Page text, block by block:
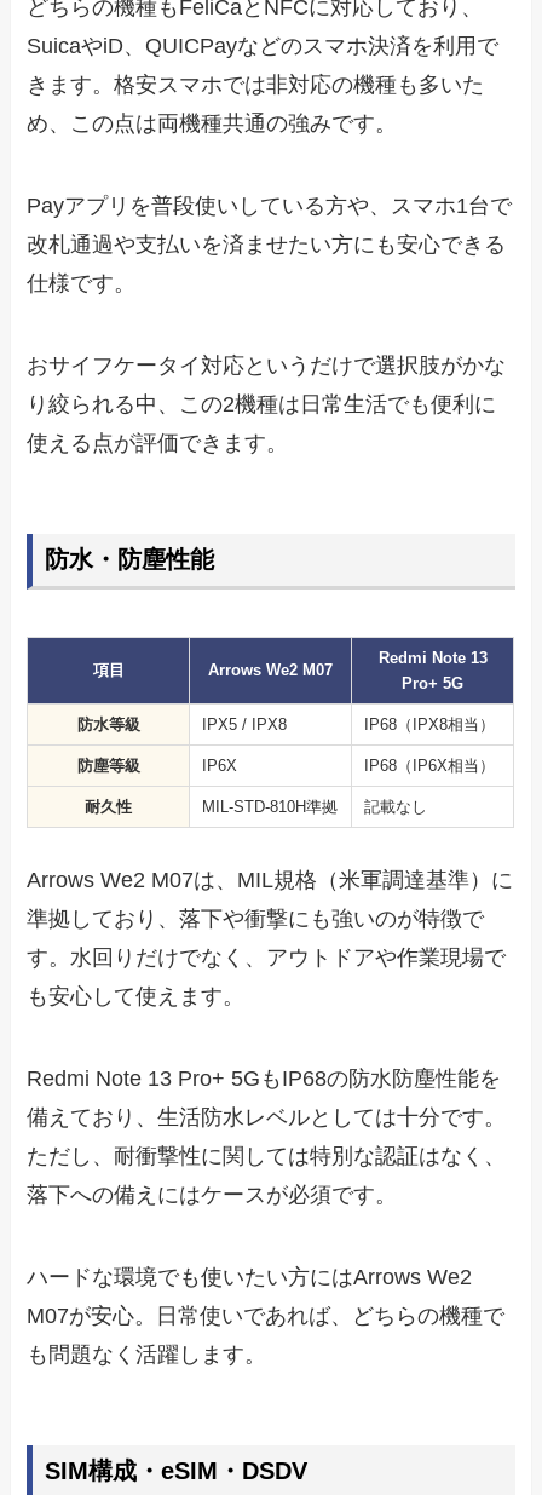
どちらの機種もFeliCaとNFCに対応しており、
SuicaやiD、QUICPayなどのスマホ決済を利用で
きます。格安スマホでは非対応の機種も多いた
め、この点は両機種共通の強みです。
Payアプリを普段使いしている方や、スマホ1台で
改札通過や支払いを済ませたい方にも安心できる
仕様です。
おサイフケータイ対応というだけで選択肢がかな
り絞られる中、この2機種は日常生活でも便利に
使える点が評価できます。
防水・防塵性能
項目 Arrows We2 M07
Redmi Note 13
Pro+ 5G
防水等級 IPX5 / IPX8 IP68（IPX8相当）
防塵等級 IP6X IP68（IP6X相当）
耐久性 MIL-STD-810H準拠 記載なし
Arrows We2 M07は、MIL規格（米軍調達基準）に
準拠しており、落下や衝撃にも強いのが特徴で
す。水回りだけでなく、アウトドアや作業現場で
も安心して使えます。
Redmi Note 13 Pro+ 5GもIP68の防水防塵性能を
備えており、生活防水レベルとしては十分です。
ただし、耐衝撃性に関しては特別な認証はなく、
落下への備えにはケースが必須です。
ハードな環境でも使いたい方にはArrows We2
M07が安心。日常使いであれば、どちらの機種で
も問題なく活躍します。
SIM構成・eSIM・DSDV